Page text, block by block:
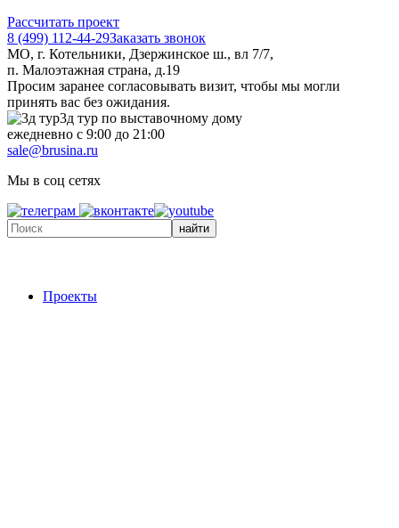
Рассчитать проект
8 (499) 112-44-29Заказать звонок
МО, г. Котельники, Дзержинское ш., вл 7/7,
п. Малоэтажная страна, д.19
Просим заранее согласовывать визит, чтобы мы могли
принять вас без ожидания.
3д тур по выставочному дому
ежедневно с 9:00 до 21:00
sale@brusina.ru
Мы в соц сетях
найти
Проекты